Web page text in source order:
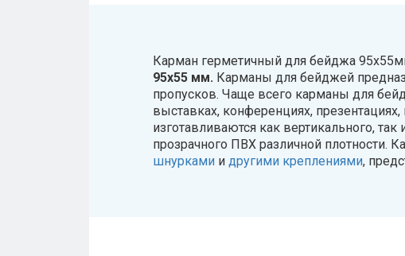
Карман герметичный для бейджа
95х55 мм. Карманы для бейджей
пропусков. Чаще всего карманы для
выставках, конференциях,
изготавливаются как вертикального,
прозрачного ПВХ различной плотности.
шнурками и другими креплениями,